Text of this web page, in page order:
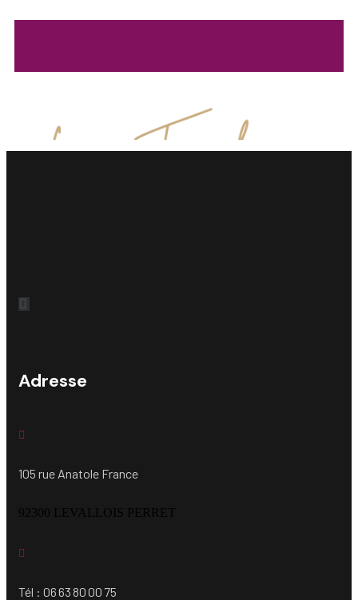
Adresse
105 rue Anatole France
92300 LEVALLOIS PERRET
Tél : 06 63 80 00 75